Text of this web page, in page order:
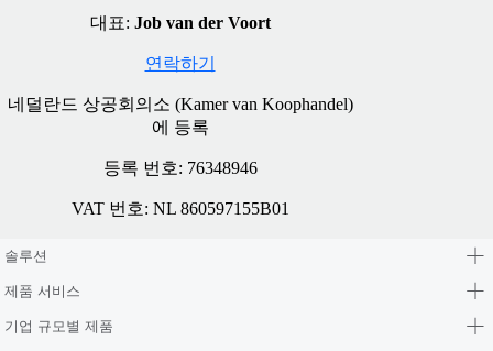
대표: Job van der Voort
연락하기
네덜란드 상공회의소 (Kamer van Koophandel)
에 등록
등록 번호: 76348946
VAT 번호: NL 860597155B01
솔루션
제품 서비스
기업 규모별 제품